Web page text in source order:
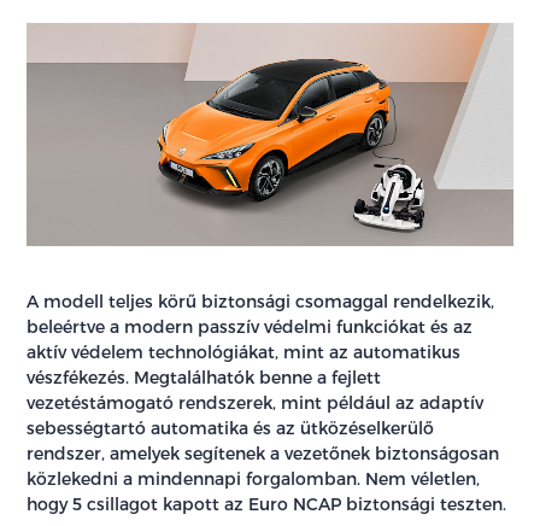
A modell teljes körű biztonsági csomaggal rendelkezik,
beleértve a modern passzív védelmi funkciókat és az
aktív védelem technológiákat, mint az automatikus
vészfékezés. Megtalálhatók benne a fejlett
vezetéstámogató rendszerek, mint például az adaptív
sebességtartó automatika és az ütközéselkerülő
rendszer, amelyek segítenek a vezetőnek biztonságosan
közlekedni a mindennapi forgalomban. Nem véletlen,
hogy 5 csillagot kapott az Euro NCAP biztonsági teszten.